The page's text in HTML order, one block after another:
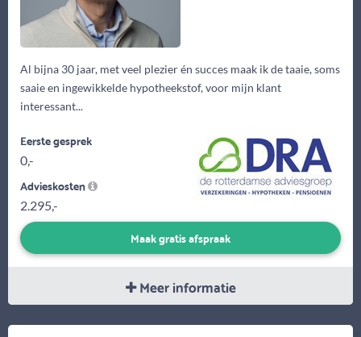
Al bijna 30 jaar, met veel plezier én succes maak ik de taaie, soms
saaie en ingewikkelde hypotheekstof, voor mijn klant
interessant...
Eerste gesprek
0,-
Advieskosten
2.295,-
Maak gratis afspraak
Meer informatie